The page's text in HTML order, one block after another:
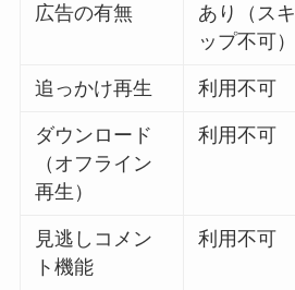
広告の有無
あり（スキ
ップ不可）
追っかけ再生 利用不可
ダウンロード
（オフライン
再生）
利用不可
見逃しコメン
ト機能
利用不可